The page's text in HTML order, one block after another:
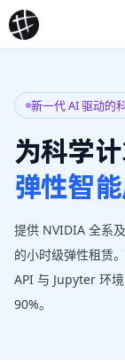
新一代 AI 驱动的
为科学
弹性智
提供 NVIDIA 全系
的小时级弹性租赁
API 与 Jupyter 环
90%。